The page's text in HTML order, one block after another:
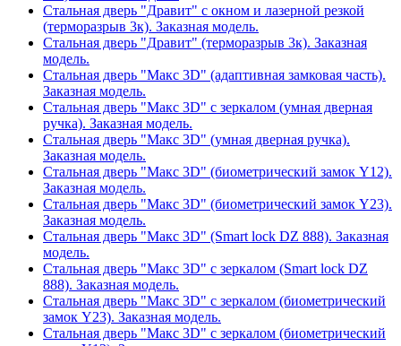
Стальная дверь "Дравит" с окном и лазерной резкой
(терморазрыв 3к). Заказная модель.
Стальная дверь "Дравит" (терморазрыв 3к). Заказная
модель.
Стальная дверь "Макс 3D" (адаптивная замковая часть).
Заказная модель.
Стальная дверь "Макс 3D" с зеркалом (умная дверная
ручка). Заказная модель.
Стальная дверь "Макс 3D" (умная дверная ручка).
Заказная модель.
Стальная дверь "Макс 3D" (биометрический замок Y12).
Заказная модель.
Стальная дверь "Макс 3D" (биометрический замок Y23).
Заказная модель.
Стальная дверь "Макс 3D" (Smart lock DZ 888). Заказная
модель.
Стальная дверь "Макс 3D" с зеркалом (Smart lock DZ
888). Заказная модель.
Стальная дверь "Макс 3D" с зеркалом (биометрический
замок Y23). Заказная модель.
Стальная дверь "Макс 3D" с зеркалом (биометрический